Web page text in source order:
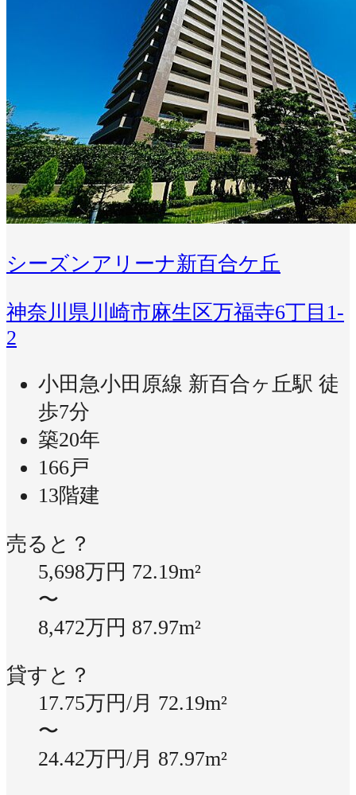
シーズンアリーナ新百合ケ丘
神奈川県川崎市麻生区万福寺6丁目1-
2
小田急小田原線 新百合ヶ丘駅 徒
歩7分
築20年
166戸
13階建
売ると？
5,698万円 72.19m²
〜
8,472万円 87.97m²
貸すと？
17.75万円/月 72.19m²
〜
24.42万円/月 87.97m²